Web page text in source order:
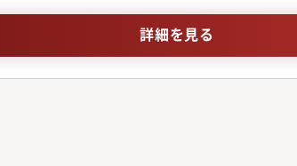
総会などの会社の重要なイベントに直接関わる
強化、コミュニケーションの活性化、エンゲージ
詳細を見る